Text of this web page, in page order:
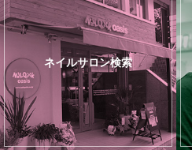
ネイルサロン検索